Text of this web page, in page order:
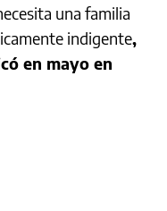
una familia
indigente,
en mayo en